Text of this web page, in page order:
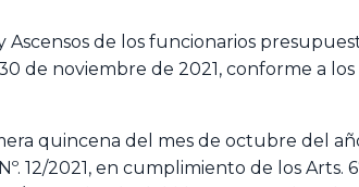
Ascensos de los funcionarios
de noviembre de 2021, conforme a
quincena del mes de octubre del
2021, en cumplimiento de los Arts.